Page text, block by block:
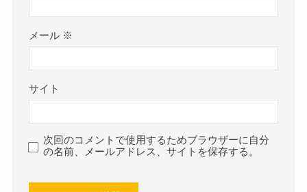
メール ※
サイト
次回のコメントで使用するためブラウザーに自分
の名前、メールアドレス、サイトを保存する。